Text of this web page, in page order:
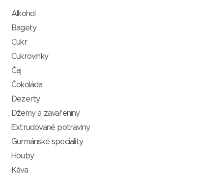
Alkohol
Bagety
Cukr
Cukrovinky
Čaj
Čokoláda
Dezerty
Džemy a zavařeniny
Extrudované potraviny
Gurmánské speciality
Houby
Káva